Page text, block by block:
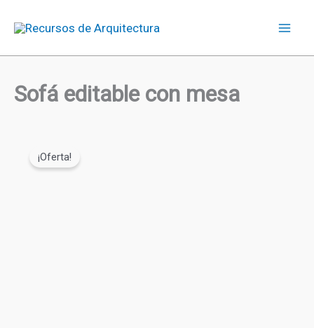
Sofá editable con mesa
¡Oferta!
mesa
cantidad